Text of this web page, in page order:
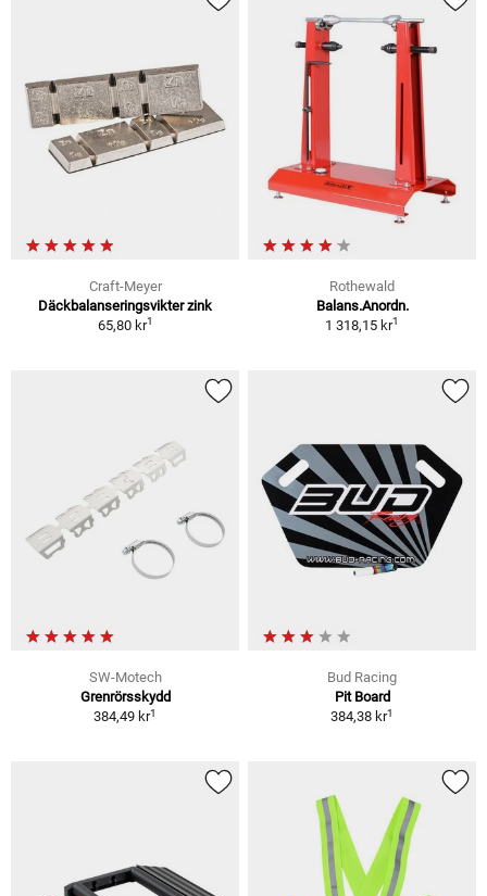
Craft-Meyer
Däckbalanseringsvikter zink
65,80 kr1
Rothewald
Balans.Anordn.
1 318,15 kr1
SW-Motech
Grenrörsskydd
384,49 kr1
Bud Racing
Pit Board
384,38 kr1